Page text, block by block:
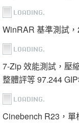
WinRAR 基準測試
7-Zip 效能測試，壓
整體評等 97.244
Cinebench R23，單